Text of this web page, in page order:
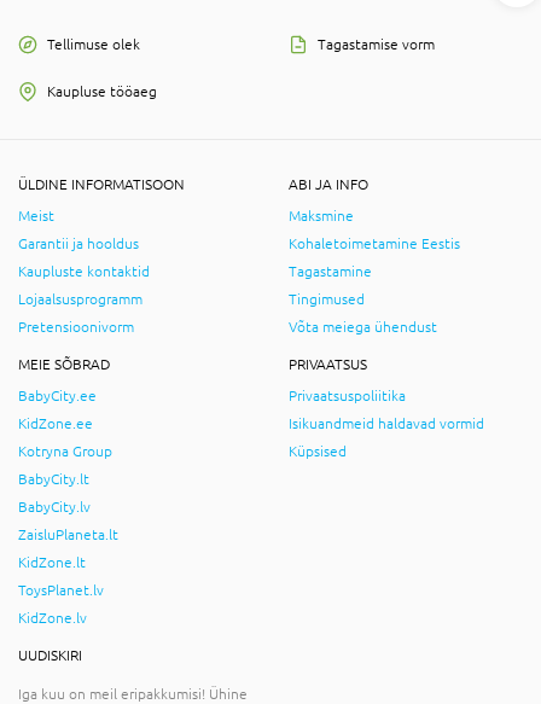
Tellimuse olek Tagastamise vorm
Kaupluse tööaeg
ÜLDINE INFORMATISOON
Meist
Garantii ja hooldus
Kaupluste kontaktid
Lojaalsusprogramm
Pretensioonivorm
ABI JA INFO
Maksmine
Kohaletoimetamine Eestis
Tagastamine
Tingimused
Võta meiega ühendust
MEIE SÕBRAD
BabyCity.ee
KidZone.ee
Kotryna Group
BabyCity.lt
BabyCity.lv
ZaisluPlaneta.lt
KidZone.lt
ToysPlanet.lv
KidZone.lv
PRIVAATSUS
Privaatsuspoliitika
Isikuandmeid haldavad vormid
Küpsised
UUDISKIRI
Iga kuu on meil eripakkumisi! Ühine